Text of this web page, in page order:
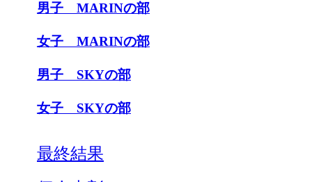
男子 MARINの部
女子 MARINの部
男子 SKYの部
女子 SKYの部
最終結果